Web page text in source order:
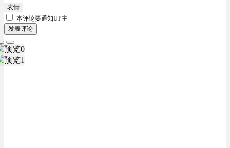
表情
本评论要通知UP主
发表评论